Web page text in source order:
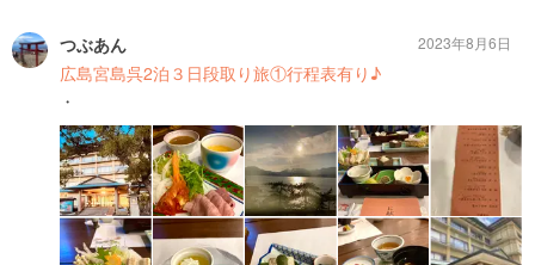
つぶあん
広島宮島呉2泊３日段取り旅①行程表有り♪
・
2023年8月6日